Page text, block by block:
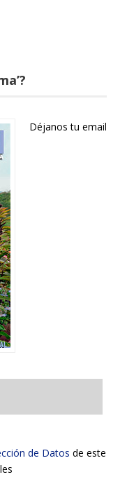
Déjanos tu email
de Datos de este